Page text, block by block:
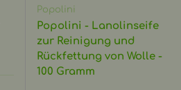
Popolini
Popolini - Lanolinseife
zur Reinigung und
Rückfettung von Wolle -
100 Gramm